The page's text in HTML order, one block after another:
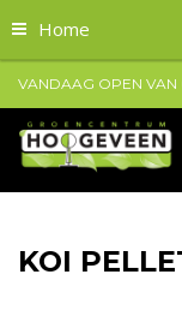
Home
VANDAAG OPEN VAN
KOI